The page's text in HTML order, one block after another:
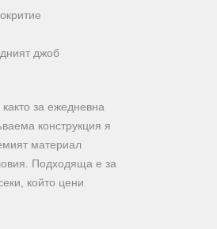
джоб
за ежедневна
конструкция я
материал
Подходяща е за
който цени